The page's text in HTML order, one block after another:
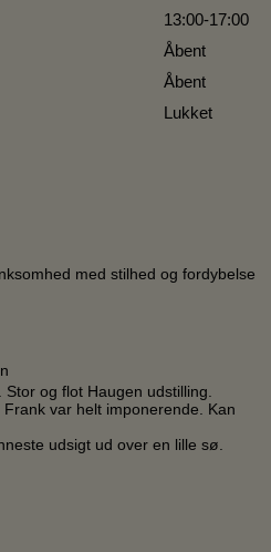
13:00-17:00
Åbent
Åbent
Lukket
med stilhed og fordybelse
og flot Haugen udstilling.
var helt imponerende. Kan
udsigt ud over en lille sø.